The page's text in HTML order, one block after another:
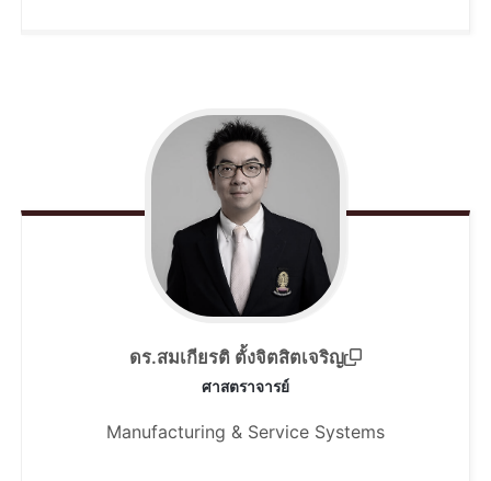
ดร.สมเกียรติ ตั้งจิตสิตเจริญ
ศาสตราจารย์
Manufacturing & Service Systems